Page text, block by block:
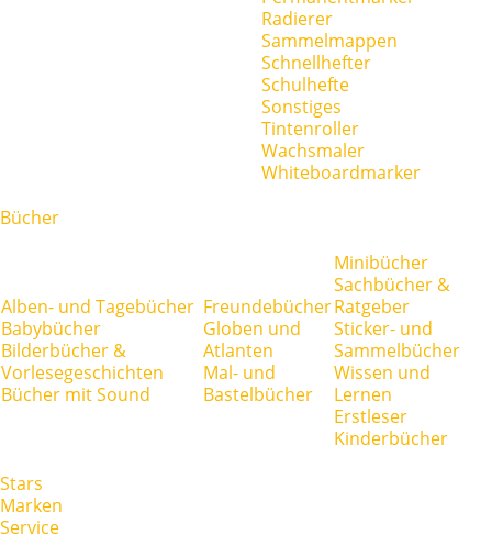
Radierer
Sammelmappen
Schnellhefter
Schulhefte
Sonstiges
Tintenroller
Wachsmaler
Whiteboardmarker
Bücher
Alben- und Tagebücher
Babybücher
Bilderbücher &
Vorlesegeschichten
Bücher mit Sound
Freundebücher
Globen und
Atlanten
Mal- und
Bastelbücher
Minibücher
Sachbücher &
Ratgeber
Sticker- und
Sammelbücher
Wissen und
Lernen
Erstleser
Kinderbücher
Stars
Marken
Service